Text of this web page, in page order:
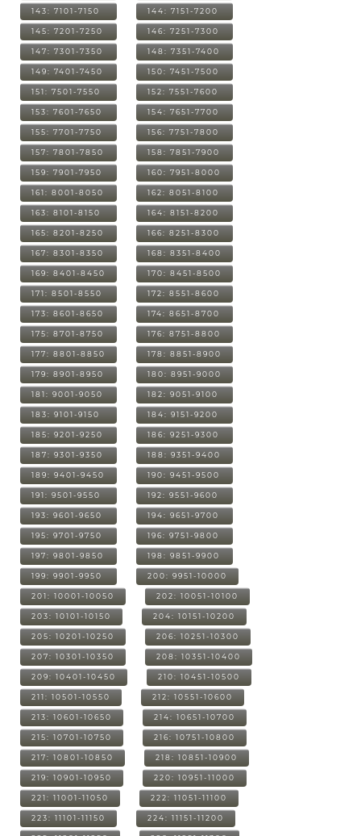
143: 7101-7150 144: 7151-7200
145: 7201-7250 146: 7251-7300
147: 7301-7350 148: 7351-7400
149: 7401-7450 150: 7451-7500
151: 7501-7550 152: 7551-7600
153: 7601-7650 154: 7651-7700
155: 7701-7750 156: 7751-7800
157: 7801-7850 158: 7851-7900
159: 7901-7950 160: 7951-8000
161: 8001-8050 162: 8051-8100
163: 8101-8150 164: 8151-8200
165: 8201-8250 166: 8251-8300
167: 8301-8350 168: 8351-8400
169: 8401-8450 170: 8451-8500
171: 8501-8550 172: 8551-8600
173: 8601-8650 174: 8651-8700
175: 8701-8750 176: 8751-8800
177: 8801-8850 178: 8851-8900
179: 8901-8950 180: 8951-9000
181: 9001-9050 182: 9051-9100
183: 9101-9150 184: 9151-9200
185: 9201-9250 186: 9251-9300
187: 9301-9350 188: 9351-9400
189: 9401-9450 190: 9451-9500
191: 9501-9550 192: 9551-9600
193: 9601-9650 194: 9651-9700
195: 9701-9750 196: 9751-9800
197: 9801-9850 198: 9851-9900
199: 9901-9950 200: 9951-10000
201: 10001-10050 202: 10051-10100
203: 10101-10150 204: 10151-10200
205: 10201-10250 206: 10251-10300
207: 10301-10350 208: 10351-10400
209: 10401-10450 210: 10451-10500
211: 10501-10550 212: 10551-10600
213: 10601-10650 214: 10651-10700
215: 10701-10750 216: 10751-10800
217: 10801-10850 218: 10851-10900
219: 10901-10950 220: 10951-11000
221: 11001-11050 222: 11051-11100
223: 11101-11150 224: 11151-11200